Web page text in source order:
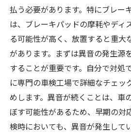
払う必要があります。特にブレー
は、ブレーキパッドの摩耗やディ
る可能性が高く、放置すると重大
があります。まずは異音の発生源
することが重要です。自分で対処
に専門の車検工場で詳細なチェッ
めします。異音が続くことは、車
ぼす可能性があるため、早期の対
検時においても、異音が発生して